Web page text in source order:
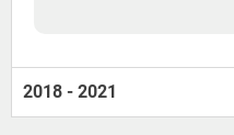
2018 - 2021